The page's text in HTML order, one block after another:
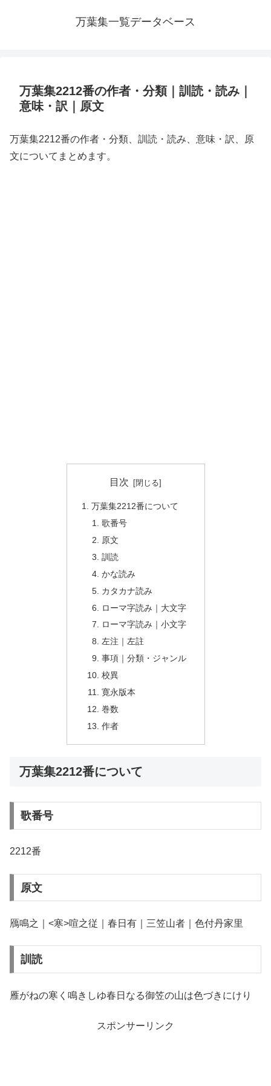
万葉集一覧データベース
万葉集2212番の作者・分類｜訓読・読み｜
意味・訳｜原文
万葉集2212番の作者・分類、訓読・読み、意味・訳、原
文についてまとめます。
目次
万葉集2212番について
歌番号
原文
訓読
かな読み
カタカナ読み
ローマ字読み｜大文字
ローマ字読み｜小文字
左注｜左註
事項｜分類・ジャンル
校異
寛永版本
巻数
作者
万葉集2212番について
歌番号
2212番
原文
鴈鳴之｜<寒>喧之従｜春日有｜三笠山者｜色付丹家里
訓読
雁がねの寒く鳴きしゆ春日なる御笠の山は色づきにけり
スポンサーリンク